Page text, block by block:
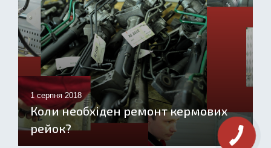
1 серпня 2018
Коли необхіден ремонт кермових
рейок?